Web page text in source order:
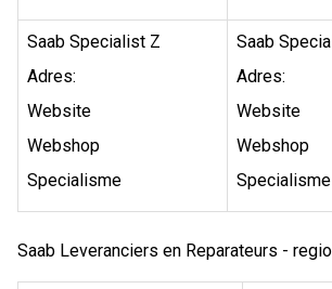
Saab Specialist Z
Adres:
Website
Webshop
Specialisme
Saab
Adres:
Website
Webshop
Specialisme
Saab Leveranciers en Reparateurs -